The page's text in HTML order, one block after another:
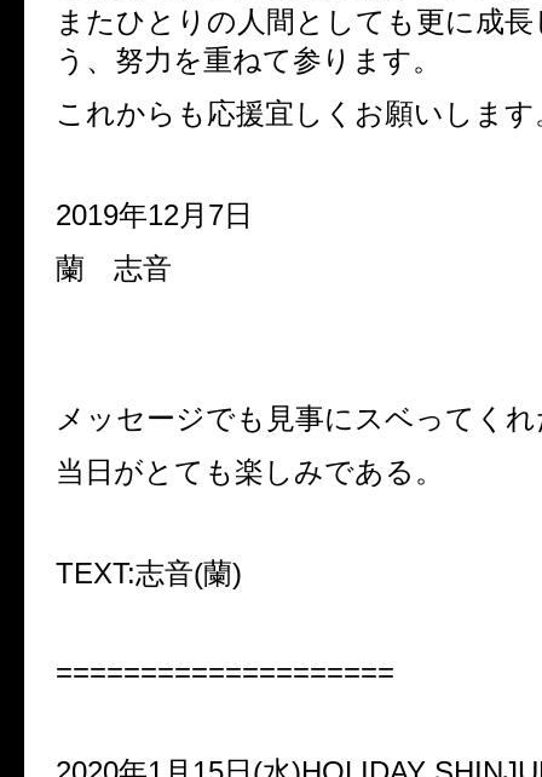
またひとりの人間としても更に成
う、努力を重ねて参ります。
これからも応援宜しくお願いします
2019年12月7日
蘭 志音
メッセージでも見事にスベってく
当日がとても楽しみである。
TEXT:志音(蘭)
====================